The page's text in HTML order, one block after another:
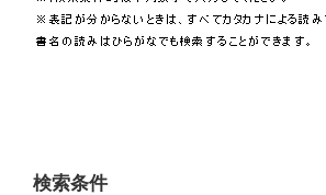
検索条件